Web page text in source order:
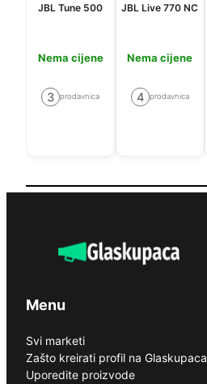
JBL Tune 500
Nema cijene
3 prodavnica
JBL Live 770 NC
Nema cijene
4 prodavnica
Menu
Svi marketi
Zašto kreirati profil na Glaskupaca
Uporedite proizvode